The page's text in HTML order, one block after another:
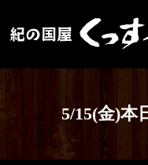
5/15(金)本